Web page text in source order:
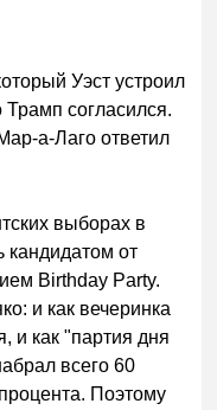
Уэст устроил
Трамп согласился.
а-Лаго ответил
выборах в
кандидатом от
Birthday Party.
и как вечеринка
и как "партия дня
всего 60
Поэтому